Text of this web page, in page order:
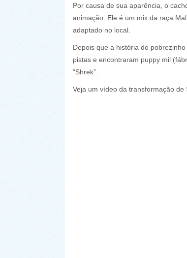
Por causa de sua aparência, o
animação. Ele é um mix da raça
adaptado no local.
Depois que a história do
pistas e encontraram puppy mil
“Shrek”.
Veja um vídeo da transformação de